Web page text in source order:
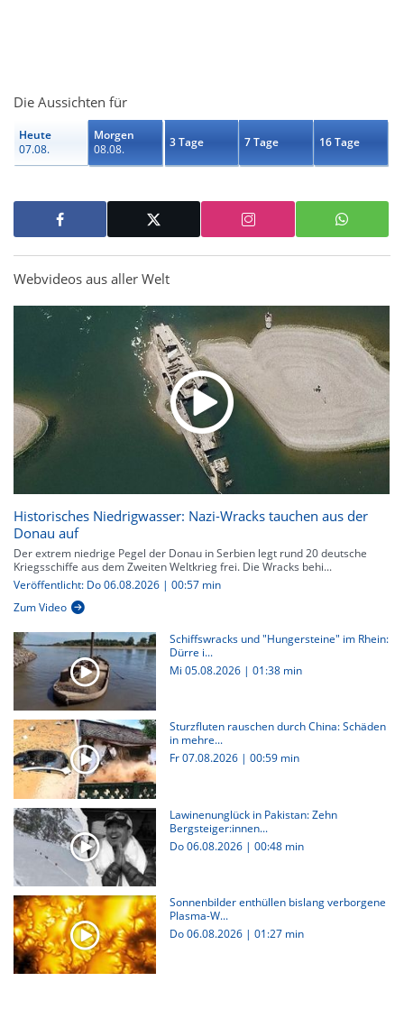
Die Aussichten für
Heute
07.08.
Morgen
08.08.
3 Tage 7 Tage 16 Tage
Webvideos aus aller Welt
Historisches Niedrigwasser: Nazi-Wracks tauchen aus der
Donau auf
Der extrem niedrige Pegel der Donau in Serbien legt rund 20 deutsche
Kriegsschiffe aus dem Zweiten Weltkrieg frei. Die Wracks behi...
Veröffentlicht: Do 06.08.2026 | 00:57 min
Zum Video
Schiffswracks und "Hungersteine" im Rhein:
Dürre i...
Mi 05.08.2026 | 01:38 min
Sturzfluten rauschen durch China: Schäden
in mehre...
Fr 07.08.2026 | 00:59 min
Lawinenunglück in Pakistan: Zehn
Bergsteiger:innen...
Do 06.08.2026 | 00:48 min
Sonnenbilder enthüllen bislang verborgene
Plasma-W...
Do 06.08.2026 | 01:27 min